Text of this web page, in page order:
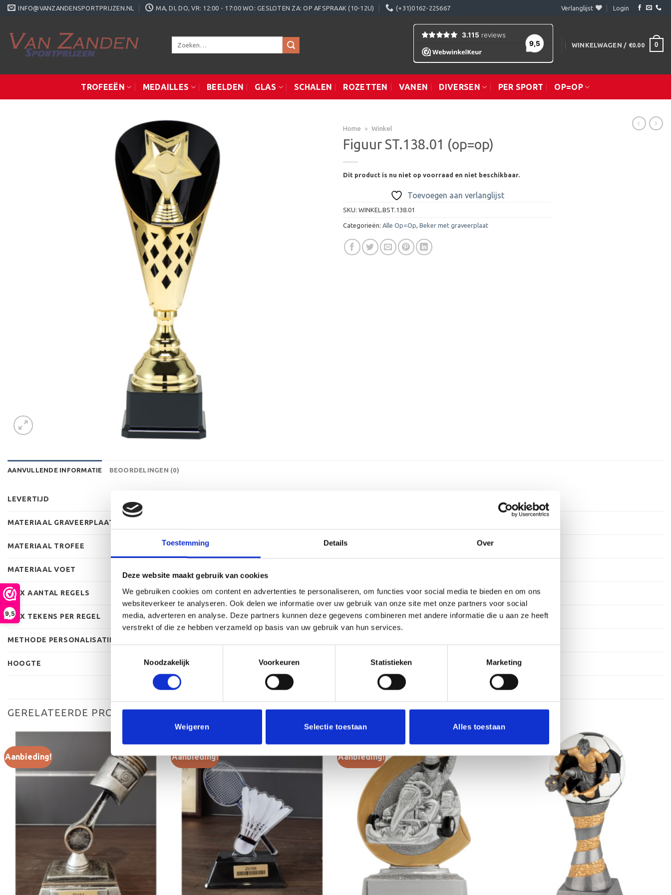
Toestemming Details Over
Deze website maakt gebruik van cookies
We gebruiken cookies om content en advertenties te personaliseren, om functies voor social media te bieden en om ons
websiteverkeer te analyseren. Ook delen we informatie over uw gebruik van onze site met onze partners voor social
media, adverteren en analyse. Deze partners kunnen deze gegevens combineren met andere informatie die u aan ze heeft
verstrekt of die ze hebben verzameld op basis van uw gebruik van hun services.
Noodzakelijk
Voorkeuren Statistieken Marketing
Weigeren Selectie toestaan Alles toestaan
9,5
Ga
INFO@VANZANDENSPORTPRIJZEN.NL MA, DI, DO, VR: 12:00 - 17:00 WO: GESLOTEN ZA: OP AFSPRAAK (10-12U) (+31)0162-225667 Verlanglijst Login
Zoeken
WINKELWAGEN / €0.00 0
TROFEEËN MEDAILLES BEELDEN GLAS SCHALEN ROZETTEN VANEN DIVERSEN PER SPORT OP=OP
Home » Winkel
Figuur ST.138.01 (op=op)
Dit product is nu niet op voorraad en niet beschikbaar.
Toevoegen aan verlanglijst
SKU: WINKEL.BST.138.01
Categorieën: Alle Op=Op Beker met graveerplaat
AANVULLENDE INFORMATIE BEOORDELINGEN (0)
LEVERTIJD
MATERIAAL GRAVEERPLAAT
MATERIAAL TROFEE
MATERIAAL VOET
MAX AANTAL REGELS 3 regels
MAX TEKENS PER REGEL 30 leestekens
METHODE PERSONALISATIE
HOOGTE
GERELATEERDE PRODUCTEN
Aanbieding!
Toevoegen
aan
verlanglijst
Aanbieding! Aanbieding!